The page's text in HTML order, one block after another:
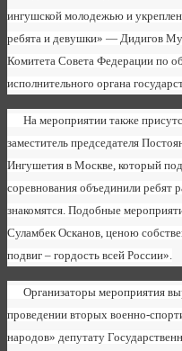
ингушской молодежью и
ребята и девушки» — Дидигов
Комитета Совета Федерации по
исполнительного органа
На мероприятии также
заместитель председателя
Ингушетия в Москве, который
соревнования объединили ребят
знакомятся. Подобные
Суламбек Осканов, ценою
подвиг – гордость всей России».
Организаторы мероприятия
проведении вторых военно-
народов» депутату